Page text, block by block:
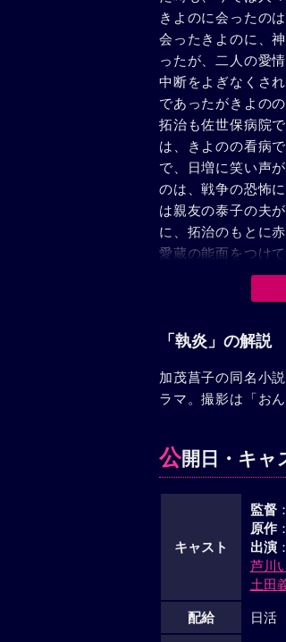
きよのに会ったの
会ったきよのに、
ったが、二人の愛
中断をよぎなくさ
であったがきよの
拓治も佐世保病院
は、きよのの看病
で、日増に笑い声
のは、戦争の恐怖
は親友の泰子の夫
に、拓治のもとに
愛蔵の能面をつけ
よのは、拓治の思
労から倒れたきよ
黒髪を切り仏壇に
「執炎」の解説
加茂菖子の同名小
ラマ。撮影は「お
公開日・キャ
キャスト
監督：
原作：
出演：
芦川
土田
配給 日活